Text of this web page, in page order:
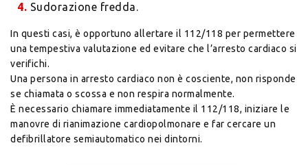
4. Sudorazione fredda.
In questi casi, è opportuno allertare il 112/118 per permettere
una tempestiva valutazione ed evitare che l’arresto cardiaco si
verifichi.
Una persona in arresto cardiaco non è cosciente, non risponde
se chiamata o scossa e non respira normalmente.
È necessario chiamare immediatamente il 112/118, iniziare le
manovre di rianimazione cardiopolmonare e far cercare un
defibrillatore semiautomatico nei dintorni.